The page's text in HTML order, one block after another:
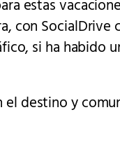
estas
con SocialDrive
si ha habido
el destino y